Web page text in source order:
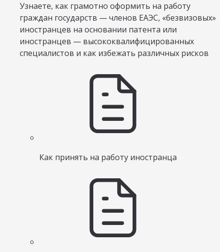
Узнаете, как грамотно оформить на работу
граждан государств — членов ЕАЭС, «безвизовых»
иностранцев на основании патента или
иностранцев — высококвалифицированных
специалистов и как избежать различных рисков
Как принять на работу иностранца